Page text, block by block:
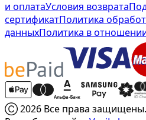
и оплатаУсловия возврата
сертификатПолитика
данныхПолитика в
Ⓒ 2026 Все права защищены.